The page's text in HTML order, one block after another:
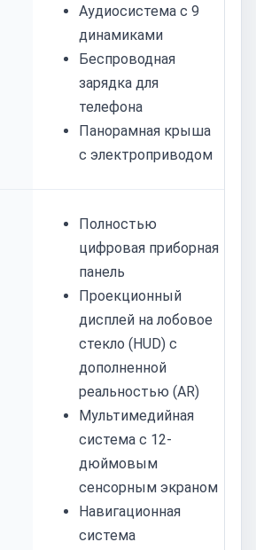
Аудиосистема с 9
динамиками
Беспроводная
зарядка для
телефона
Панорамная крыша
с электроприводом
Полностью
цифровая приборная
панель
Проекционный
дисплей на лобовое
стекло (HUD) с
дополненной
реальностью (AR)
Мультимедийная
система с 12-
дюймовым
сенсорным экраном
Навигационная
система